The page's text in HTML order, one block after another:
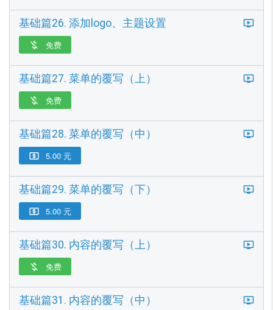
基础篇26. 添加logo、主题设置
 免费
基础篇27. 菜单的覆写（上）
 免费
基础篇28. 菜单的覆写（中）
 5.00 元
基础篇29. 菜单的覆写（下）
 5.00 元
基础篇30. 内容的覆写（上）
 免费
基础篇31. 内容的覆写（中）